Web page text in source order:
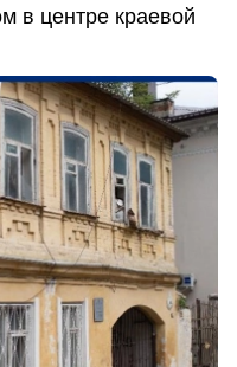
в центре краевой